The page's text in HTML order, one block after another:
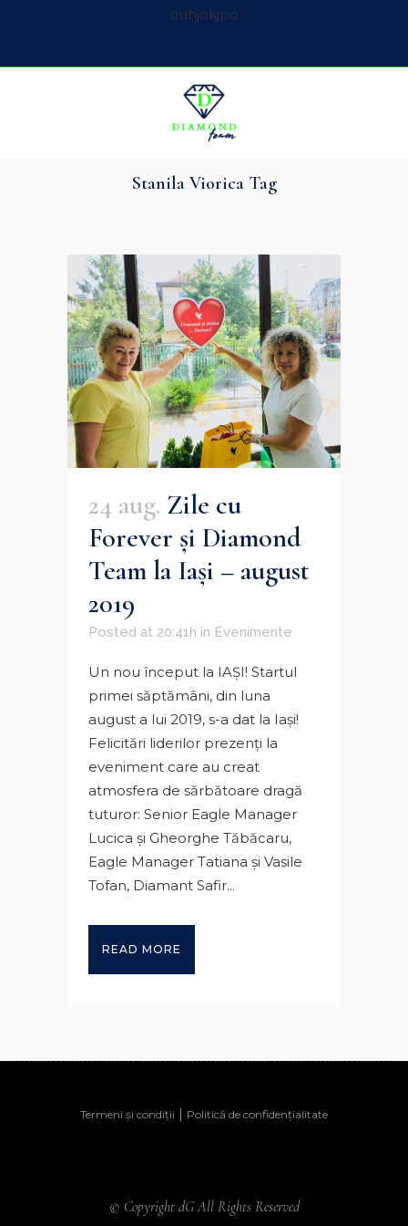
ouhjokjpo
Stanila Viorica Tag
24 aug. Zile cu
Forever şi Diamond
Team la Iaşi – august
2019
Posted at 20:41h in Evenimente
Un nou început la IAŞI! Startul
primei săptămâni, din luna
august a lui 2019, s-a dat la Iaşi!
Felicitări liderilor prezenţi la
eveniment care au creat
atmosfera de sărbătoare dragă
tuturor: Senior Eagle Manager
Lucica şi Gheorghe Tăbăcaru,
Eagle Manager Tatiana şi Vasile
Tofan, Diamant Safir...
READ MORE
Termeni și condiții | Politică de confidențialitate
© Copyright dG All Rights Reserved